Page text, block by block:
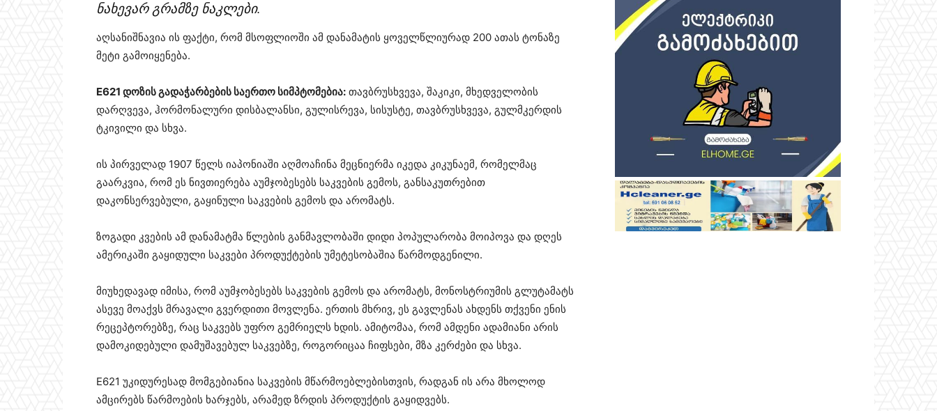
ნახევარ გრამზე ნაკლები.
აღსანიშნავია ის ფაქტი, რომ მსოფლიოში ამ დანამატის ყოველწლიურად 200 ათას ტონაზე
მეტი გამოიყენება.
E621 დოზის გადაჭარბების საერთო სიმპტომებია: თავბრუსხვევა, შაკიკი, მხედველობის
დარღვევა, ჰორმონალური დისბალანსი, გულისრევა, სისუსტე, თავბრუსხვევა, გულმკერდის
ტკივილი და სხვა.
ის პირველად 1907 წელს იაპონიაში აღმოაჩინა მეცნიერმა იკედა კიკუნაემ, რომელმაც
გაარკვია, რომ ეს ნივთიერება აუმჯობესებს საკვების გემოს, განსაკუთრებით
დაკონსერვებული, გაყინული საკვების გემოს და არომატს.
ზოგადი კვების ამ დანამატმა წლების განმავლობაში დიდი პოპულარობა მოიპოვა და დღეს
ამერიკაში გაყიდული საკვები პროდუქტების უმეტესობაშია წარმოდგენილი.
მიუხედავად იმისა, რომ აუმჯობესებს საკვების გემოს და არომატს, მონოსტრიუმის გლუტამატს
ასევე მოაქვს მრავალი გვერდითი მოვლენა. ერთის მხრივ, ეს გავლენას ახდენს თქვენი ენის
რეცეპტორებზე, რაც საკვებს უფრო გემრიელს ხდის. ამიტომაა, რომ ამდენი ადამიანი არის
დამოკიდებული დამუშავებულ საკვებზე, როგორიცაა ჩიფსები, მზა კერძები და სხვა.
E621 უკიდურესად მომგებიანია საკვების მწარმოებლებისთვის, რადგან ის არა მხოლოდ
ამცირებს წარმოების ხარჯებს, არამედ ზრდის პროდუქტის გაყიდვებს.